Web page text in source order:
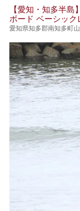
【愛知・知多半
ボード ベーシック
愛知県知多郡南知多町